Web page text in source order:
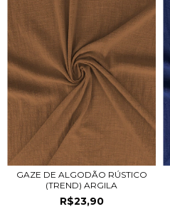
GAZE DE ALGODÃO RÚSTICO
(TREND) ARGILA
R$23,90